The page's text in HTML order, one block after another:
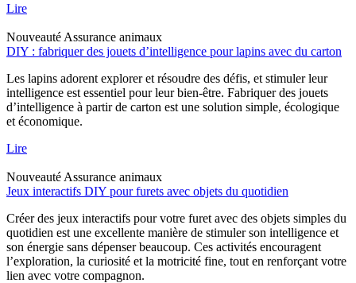
Lire
Nouveauté Assurance animaux
DIY : fabriquer des jouets d’intelligence pour lapins avec du carton
Les lapins adorent explorer et résoudre des défis, et stimuler leur
intelligence est essentiel pour leur bien-être. Fabriquer des jouets
d’intelligence à partir de carton est une solution simple, écologique
et économique.
Lire
Nouveauté Assurance animaux
Jeux interactifs DIY pour furets avec objets du quotidien
Créer des jeux interactifs pour votre furet avec des objets simples du
quotidien est une excellente manière de stimuler son intelligence et
son énergie sans dépenser beaucoup. Ces activités encouragent
l’exploration, la curiosité et la motricité fine, tout en renforçant votre
lien avec votre compagnon.